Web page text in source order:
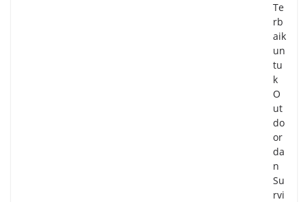
Te
rb
aik
un
tu
k
O
ut
do
or
da
n
Su
rvi